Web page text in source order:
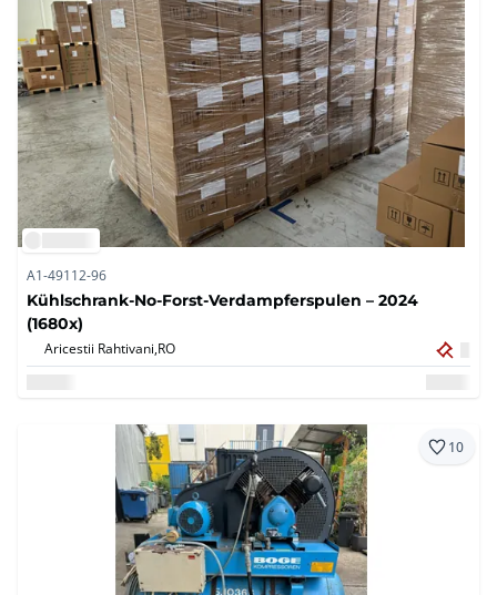
A1-49112-96
Kühlschrank-No-Forst-Verdampferspulen – 2024
(1680x)
Aricestii Rahtivani,RO
10